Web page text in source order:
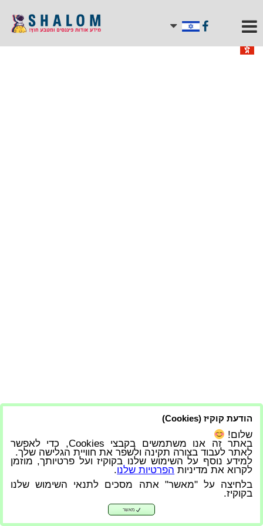
הודעת קוקיז (Cookies)
שלום!
באתר זה אנו משתמשים בקבצי Cookies, כדי לאפשר
לאתר לעבוד בצורה תקינה ולשפר את חוויית הגלישה שלך.
למידע נוסף על השימוש שלנו בקוקיז ועל פרטיותך, מוזמן
לקרוא את מדיניות הפרטיות שלנו.
בלחיצה על "מאשר" אתה מסכים לתנאי השימוש שלנו
בקוקיז.
מאשר